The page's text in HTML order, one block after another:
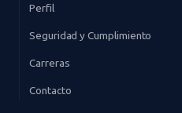
Perfil
Seguridad y Cumplimiento
Carreras
Contacto